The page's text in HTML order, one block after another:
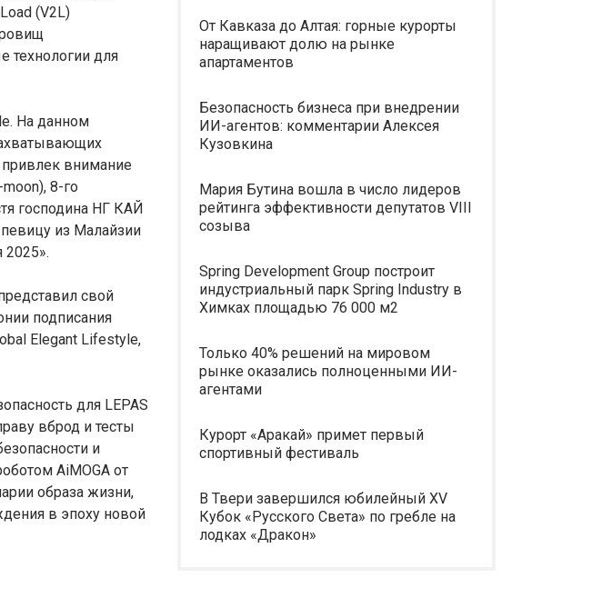
(V2L)
технологии для
На данном
привлек внимание
8-го
господина НГ КАЙ
из Малайзии
свой
подписания
Elegant Lifestyle,
для LEPAS
вброд и тесты
и
AiMOGA от
образа жизни,
в эпоху новой
От Кавказа до Алтая: горные курорты
наращивают долю на рынке
апартаментов
Безопасность бизнеса при внедрении
ИИ-агентов: комментарии Алексея
Кузовкина
Мария Бутина вошла в число лидеров
рейтинга эффективности депутатов VIII
созыва
Spring Development Group построит
индустриальный парк Spring Industry в
Химках площадью 76 000 м2
Только 40% решений на мировом
рынке оказались полноценными ИИ-
агентами
Курорт «Аракай» примет первый
спортивный фестиваль
В Твери завершился юбилейный XV
Кубок «Русского Света» по гребле на
лодках «Дракон»